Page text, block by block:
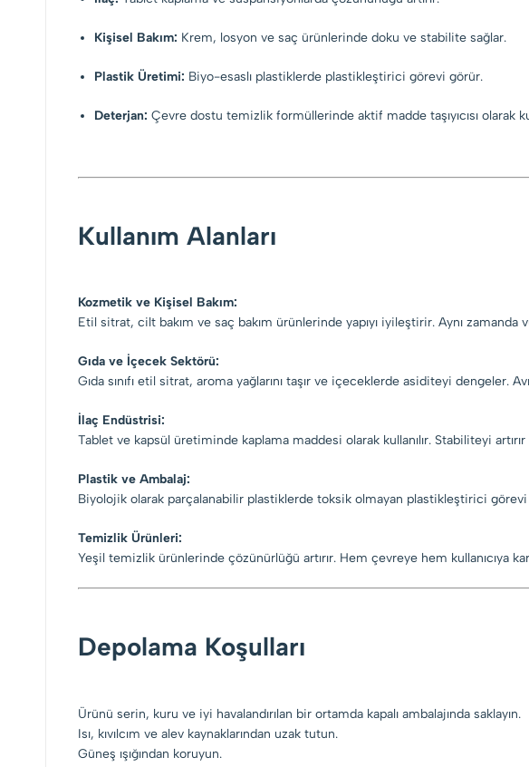
Kişisel Bakım: Krem, losyon ve saç ürünlerinde doku ve stabilite sağlar.
Plastik Üretimi: Biyo-esaslı plastiklerde plastikleştirici görevi görür.
Deterjan: Çevre dostu temizlik formüllerinde aktif madde taşıyıcısı olarak
Kullanım Alanları
Kozmetik ve Kişisel Bakım:
Etil sitrat, cilt bakım ve saç bakım ürünlerinde yapıyı iyileştirir. Aynı
Gıda ve İçecek Sektörü:
Gıda sınıfı etil sitrat, aroma yağlarını taşır ve içeceklerde asiditeyi dengeler.
İlaç Endüstrisi:
Tablet ve kapsül üretiminde kaplama maddesi olarak kullanılır. Stabiliteyi
Plastik ve Ambalaj:
Biyolojik olarak parçalanabilir plastiklerde toksik olmayan plastikleştirici
Temizlik Ürünleri:
Yeşil temizlik ürünlerinde çözünürlüğü artırır. Hem çevreye hem kullanıcıya
Depolama Koşulları
Ürünü serin, kuru ve iyi havalandırılan bir ortamda kapalı ambalajında saklayın.
Isı, kıvılcım ve alev kaynaklarından uzak tutun.
Güneş ışığından koruyun.